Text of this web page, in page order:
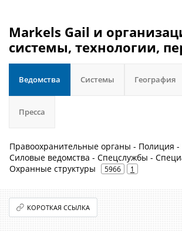
Markels Gail и
системы, технологии,
Ведомства Системы География
Пресса
Правоохранительные органы - Полиция
Силовые ведомства - Спецслужбы -
Охранные структуры
5966 1
КОРОТКАЯ ССЫЛКА